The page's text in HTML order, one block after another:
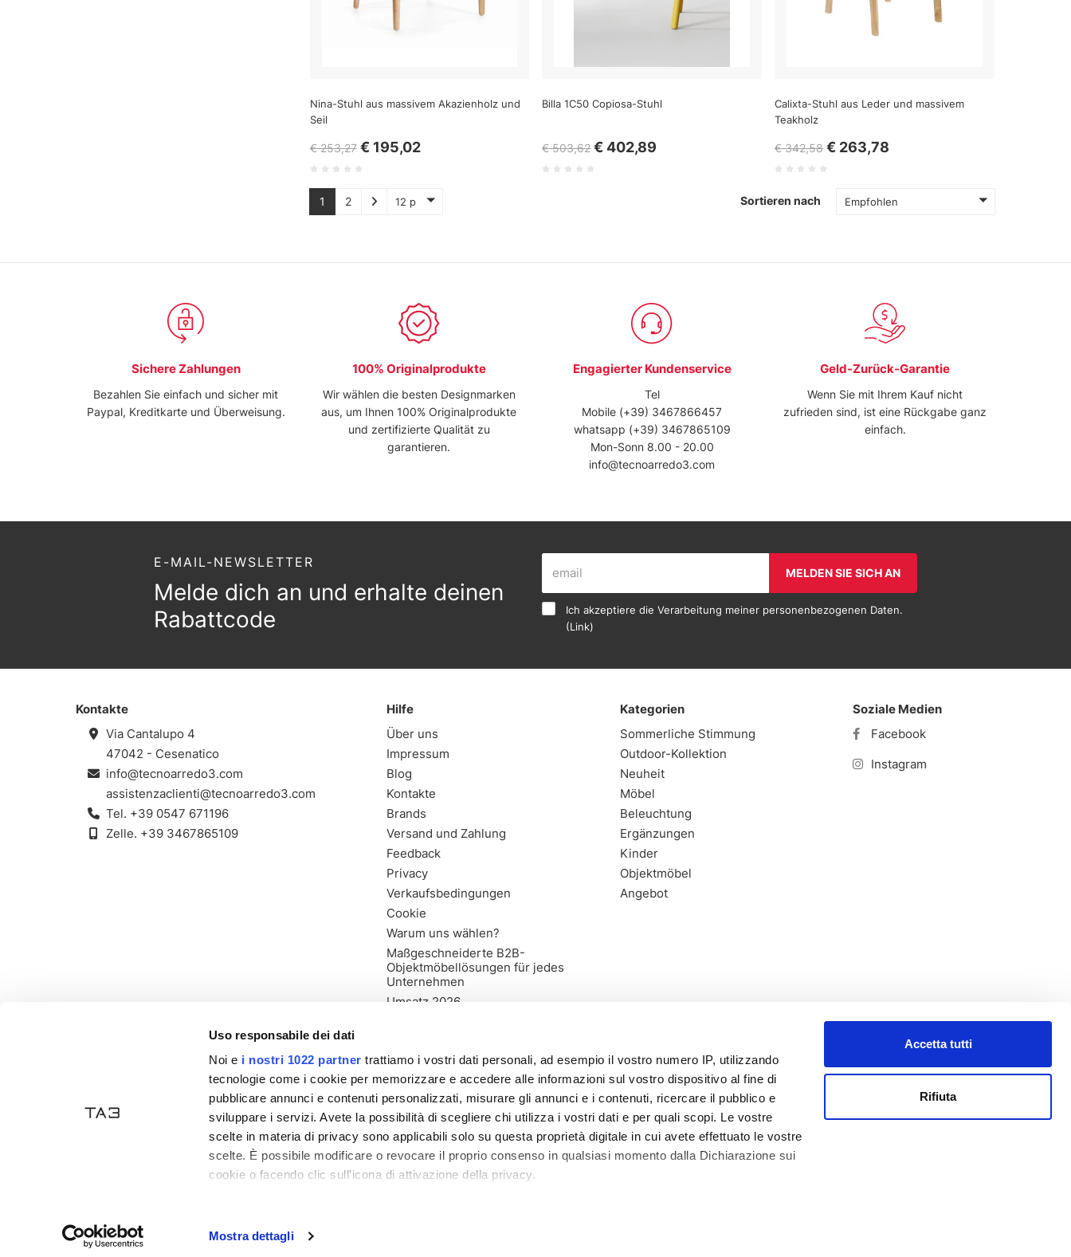
Uso responsabile dei dati
Noi e i nostri 1022 partner trattiamo i vostri dati personali, ad esempio il vostro numero IP, utilizzando
tecnologie come i cookie per memorizzare e accedere alle informazioni sul vostro dispositivo al fine di
pubblicare annunci e contenuti personalizzati, misurare gli annunci e i contenuti, ricercare il pubblico e
sviluppare i servizi. Avete la possibilità di scegliere chi utilizza i vostri dati e per quali scopi. Le vostre
scelte in materia di privacy sono applicabili solo su questa proprietà digitale in cui avete effettuato le vostre
scelte. È possibile modificare o revocare il proprio consenso in qualsiasi momento dalla Dichiarazione sui
cookie o facendo clic sull'icona di attivazione della privacy.
raccogliere informazioni sulla tua posizione geografica, con un'approssimazione di qualche metro,
Mostra dettagli
Accetta tutti
Rifiuta
Nina-Stuhl aus massivem Akazienholz und
Seil
€ 253,27 € 195,02
Billa 1C50 Copiosa-Stuhl
€ 503,62 € 402,89
Calixta-Stuhl aus Leder und massivem
Teakholz
€ 342,58 € 263,78
1 2 12 p Sortieren nach Empfohlen
Sichere Zahlungen
Bezahlen Sie einfach und sicher mit
Paypal, Kreditkarte und Überweisung.
100% Originalprodukte
Wir wählen die besten Designmarken
aus, um Ihnen 100% Originalprodukte
und zertifizierte Qualität zu
garantieren.
Engagierter Kundenservice
Tel
Mobile (+39) 3467866457
whatsapp (+39) 3467865109
Mon-Sonn 8.00 - 20.00
info@tecnoarredo3.com
Geld-Zurück-Garantie
Wenn Sie mit Ihrem Kauf nicht
zufrieden sind, ist eine Rückgabe ganz
einfach.
E-MAIL-NEWSLETTER
Melde dich an und erhalte deinen
Rabattcode
MELDEN SIE SICH AN
Ich akzeptiere die Verarbeitung meiner personenbezogenen Daten.
(Link)
Kontakte
Via Cantalupo 4
47042 - Cesenatico
info@tecnoarredo3.com
assistenzaclienti@tecnoarredo3.com
Tel. +39 0547 671196
Zelle. +39 3467865109
Hilfe
Über uns
Impressum
Blog
Kontakte
Brands
Versand und Zahlung
Feedback
Privacy
Verkaufsbedingungen
Cookie
Warum uns wählen?
Maßgeschneiderte B2B-
Objektmöbellösungen für jedes
Unternehmen
Umsatz 2026
Kategorien
Sommerliche Stimmung
Outdoor-Kollektion
Neuheit
Möbel
Beleuchtung
Ergänzungen
Kinder
Objektmöbel
Angebot
Soziale Medien
Facebook
Instagram
Akzeptierte Zahlungen
Ecommerceby Daisuke